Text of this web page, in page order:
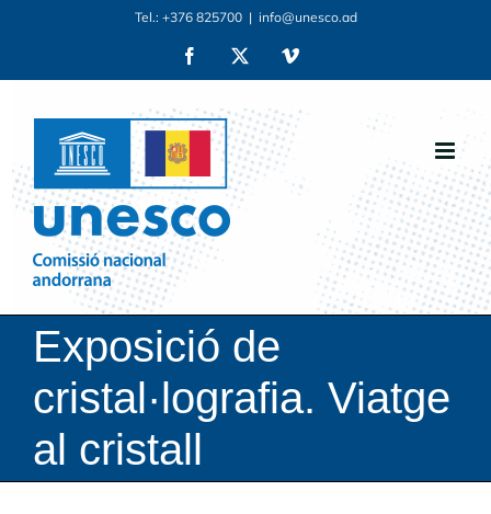
content
Tel.: +376 825700 | info@unesco.ad
Facebook Vimeo
Exposició de
cristal·lografia. Viatge
al cristall